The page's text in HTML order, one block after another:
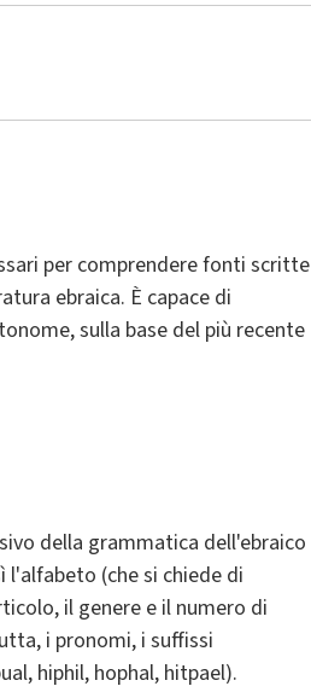
per comprendere fonti scritte
ebraica. È capace di
sulla base del più recente
della grammatica dell'ebraico
(che si chiede di
il genere e il numero di
i pronomi, i suffissi
hiphil, hophal, hitpael).